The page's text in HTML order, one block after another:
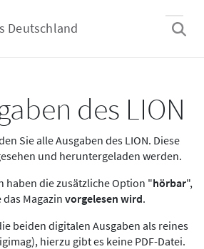
Deutschland
des LION
Sie alle Ausgaben des LION. Diese
und heruntergeladen werden.
haben die zusätzliche Option "hörbar",
Magazin vorgelesen wird.
beiden digitalen Ausgaben als reines
hierzu gibt es keine PDF-Datei.